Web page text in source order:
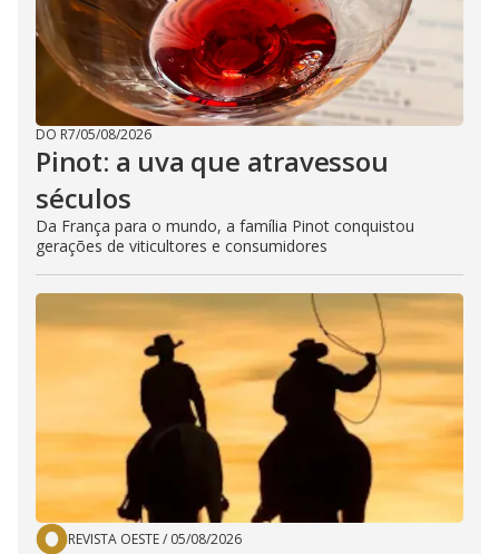
DO R7/05/08/2026
Pinot: a uva que atravessou
séculos
Da França para o mundo, a família Pinot conquistou
gerações de viticultores e consumidores
REVISTA OESTE/ 05/08/2026